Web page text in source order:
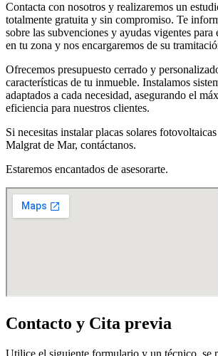
Contacta con nosotros y realizaremos un
totalmente gratuita y sin compromiso. Te
sobre las subvenciones y ayudas vigentes para
en tu zona y nos encargaremos de su
Ofrecemos presupuesto cerrado y
características de tu inmueble. Instalamos
adaptados a cada necesidad, asegurando el
eficiencia para nuestros clientes.
Si necesitas instalar placas solares
Malgrat de Mar, contáctanos.
Estaremos encantados de asesorarte.
Contacto y Cita previa